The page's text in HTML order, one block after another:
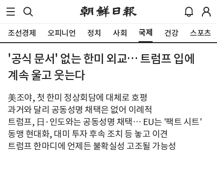
조선경제 오피니언 정치 사회 국제 건강 스포츠
'공식 문서' 없는 한미 외교… 트럼프 입에
계속 울고 웃는다
美조야, 첫 한미 정상회담에 대체로 호평
과거와 달리 공동성명 채택은 없어 이례적
트럼프, 日·인도와는 공동성명 채택… EU는 '팩트 시트'
동맹 현대화, 대미 투자 후속 조치 등 놓고 이견
트럼프 한마디에 언제든 불확실성 고조될 가능성